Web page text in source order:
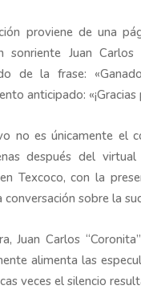
proviene de una
sonriente Juan
de la frase:
anticipado:
no es únicamente el
después del
Texcoco, con la
conversación sobre la
Juan Carlos
alimenta las
veces el silencio